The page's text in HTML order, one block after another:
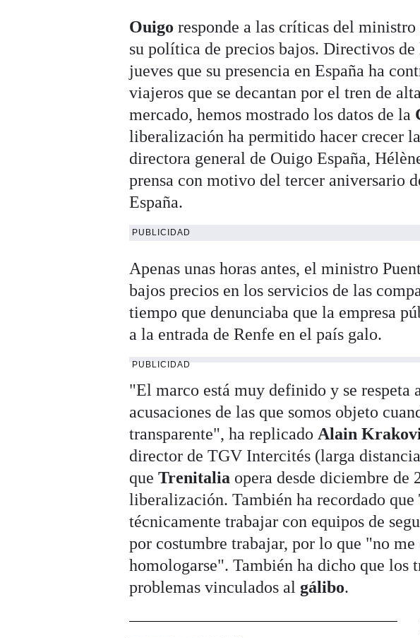
Ouigo responde a las críticas del ministro
su política de precios bajos. Directivos de
jueves que su presencia en España ha
viajeros que se decantan por el tren de
mercado, hemos mostrado los datos de la
liberalización ha permitido hacer crecer
directora general de Ouigo España,
prensa con motivo del tercer aniversario
España.
PUBLICIDAD
Apenas unas horas antes, el ministro
bajos precios en los servicios de las
tiempo que denunciaba que la empresa
a la entrada de Renfe en el país galo.
PUBLICIDAD
"El marco está muy definido y se respeta
acusaciones de las que somos objeto
transparente", ha replicado Alain
director de TGV Intercités (larga
queTrenitalia opera desde diciembre de
liberalización. También ha recordado que
técnicamente trabajar con equipos de
por costumbre trabajar, por lo que "no
homologarse". También ha dicho que los
problemas vinculados al gálibo.